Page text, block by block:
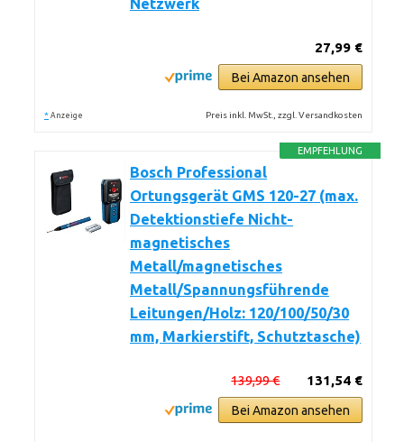
Netzwerk
27,99 €
Bei Amazon ansehen
* Anzeige Preis inkl. MwSt., zzgl. Versandkosten
EMPFEHLUNG
Bosch Professional
Ortungsgerät GMS 120-27 (max.
Detektionstiefe Nicht-
magnetisches
Metall/magnetisches
Metall/Spannungsführende
Leitungen/Holz: 120/100/50/30
mm, Markierstift, Schutztasche)
131,54 €
139,99 €
Bei Amazon ansehen